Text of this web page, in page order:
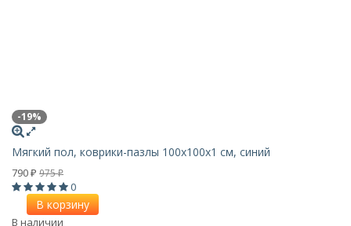
-19%
Мягкий пол, коврики-пазлы 100х100x1 см, синий
790 ₽ 975₽
0
В корзину
В наличии